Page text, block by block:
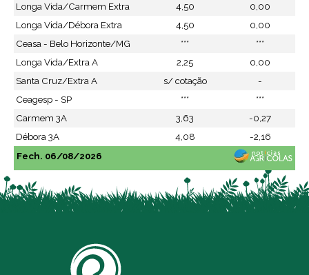
Longa Vida/Carmem Extra
4,50
0,00
Longa Vida/Débora Extra
4,50
0,00
Ceasa - Belo Horizonte/MG
***
***
Longa Vida/Extra A
2,25
0,00
Santa Cruz/Extra A
s/ cotação
-
Ceagesp - SP
***
***
Carmem 3A
3,63
-0,27
Débora 3A
4,08
-2,16
Fech. 06/08/2026